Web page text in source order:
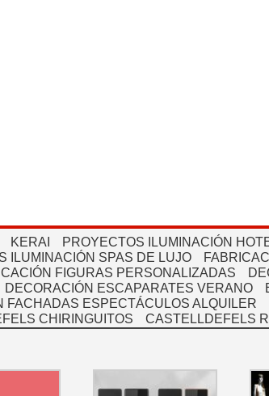
KERAI PROYECTOS ILUMINACIÓN
ILUMINACIÓN SPAS DE LUJO
FIGURAS PERSONALIZADAS
DECORACIÓN ESCAPARATES VERANO
FACHADAS ESPECTÁCULOS ALQUILER
CHIRINGUITOS
CASTELLDEFELS